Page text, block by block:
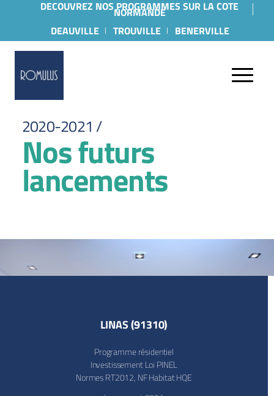
DECOUVREZ NOS PROGRAMMES SUR LA COTE
NORMANDE
DEAUVILLE
TROUVILLE BENERVILLE
2020-2021 /
Nos futurs
lancements
LINAS (91310)
Programme résidentiel
Investissement Loi PINEL
Normes RT2012, NF Habitat HQE